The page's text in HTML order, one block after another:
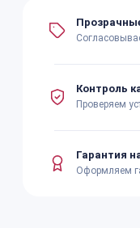
Контроль
Проверяем
Гарантия
Оформляем